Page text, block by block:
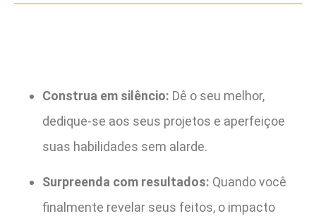
Construa em silêncio: Dê o seu melhor,
dedique-se aos seus projetos e aperfeiçoe
suas habilidades sem alarde.
Surpreenda com resultados: Quando você
finalmente revelar seus feitos, o impacto